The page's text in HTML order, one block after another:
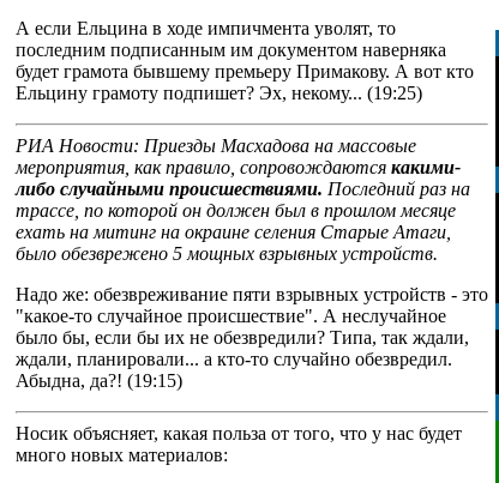
А если Ельцина в ходе импичмента уволят, то
последним подписанным им документом наверняка
будет грамота бывшему премьеру Примакову. А вот кто
Ельцину грамоту подпишет? Эх, некому... (19:25)
РИА Новости: Приезды Масхадова на массовые
мероприятия, как правило, сопровождаются какими-
либо случайными происшествиями. Последний раз на
трассе, по которой он должен был в прошлом месяце
ехать на митинг на окраине селения Старые Атаги,
было обезврежено 5 мощных взрывных устройств.
Надо же: обезвреживание пяти взрывных устройств - это
"какое-то случайное происшествие". А неслучайное
было бы, если бы их не обезвредили? Типа, так ждали,
ждали, планировали... а кто-то случайно обезвредил.
Абыдна, да?! (19:15)
Носик объясняет, какая польза от того, что у нас будет
много новых материалов: